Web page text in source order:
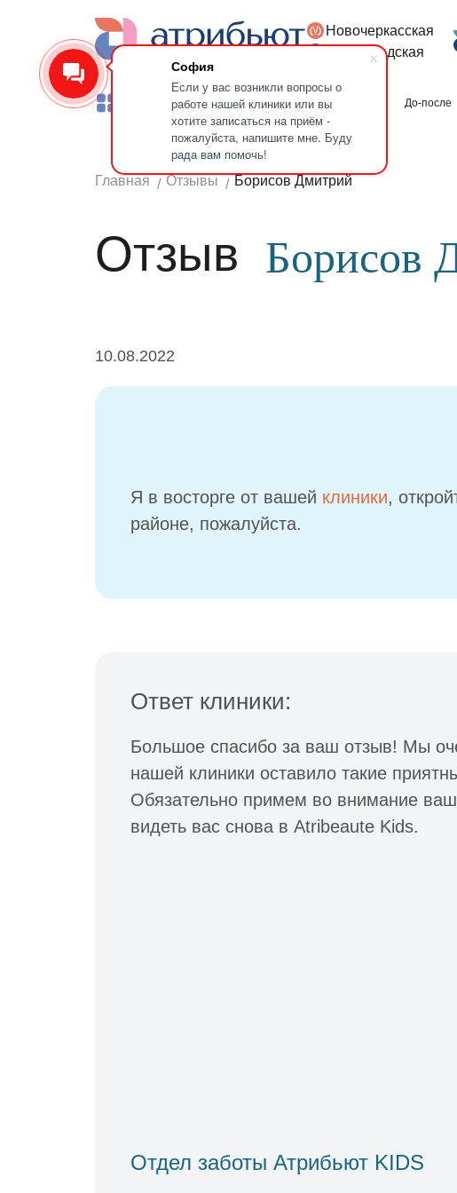
София
Если у вас возникли вопросы о
работе нашей клиники или вы
хотите записаться на приём -
пожалуйста, напишите мне. Буду
рада вам помочь!
Версия для слабовидящих
Новочеркасская
Петроградская
Врачи Лечение зубов До-после
Главная Отзывы Борисов Дмитрий
Отзыв Борисов
10.08.2022
Я в восторге от вашей клиники,
районе, пожалуйста.
Ответ клиники:
Большое спасибо за ваш отзыв! Мы
нашей клиники оставило такие
Обязательно примем во внимание
видеть вас снова в Atribeaute Kids.
Отдел заботы Атрибьют KIDS